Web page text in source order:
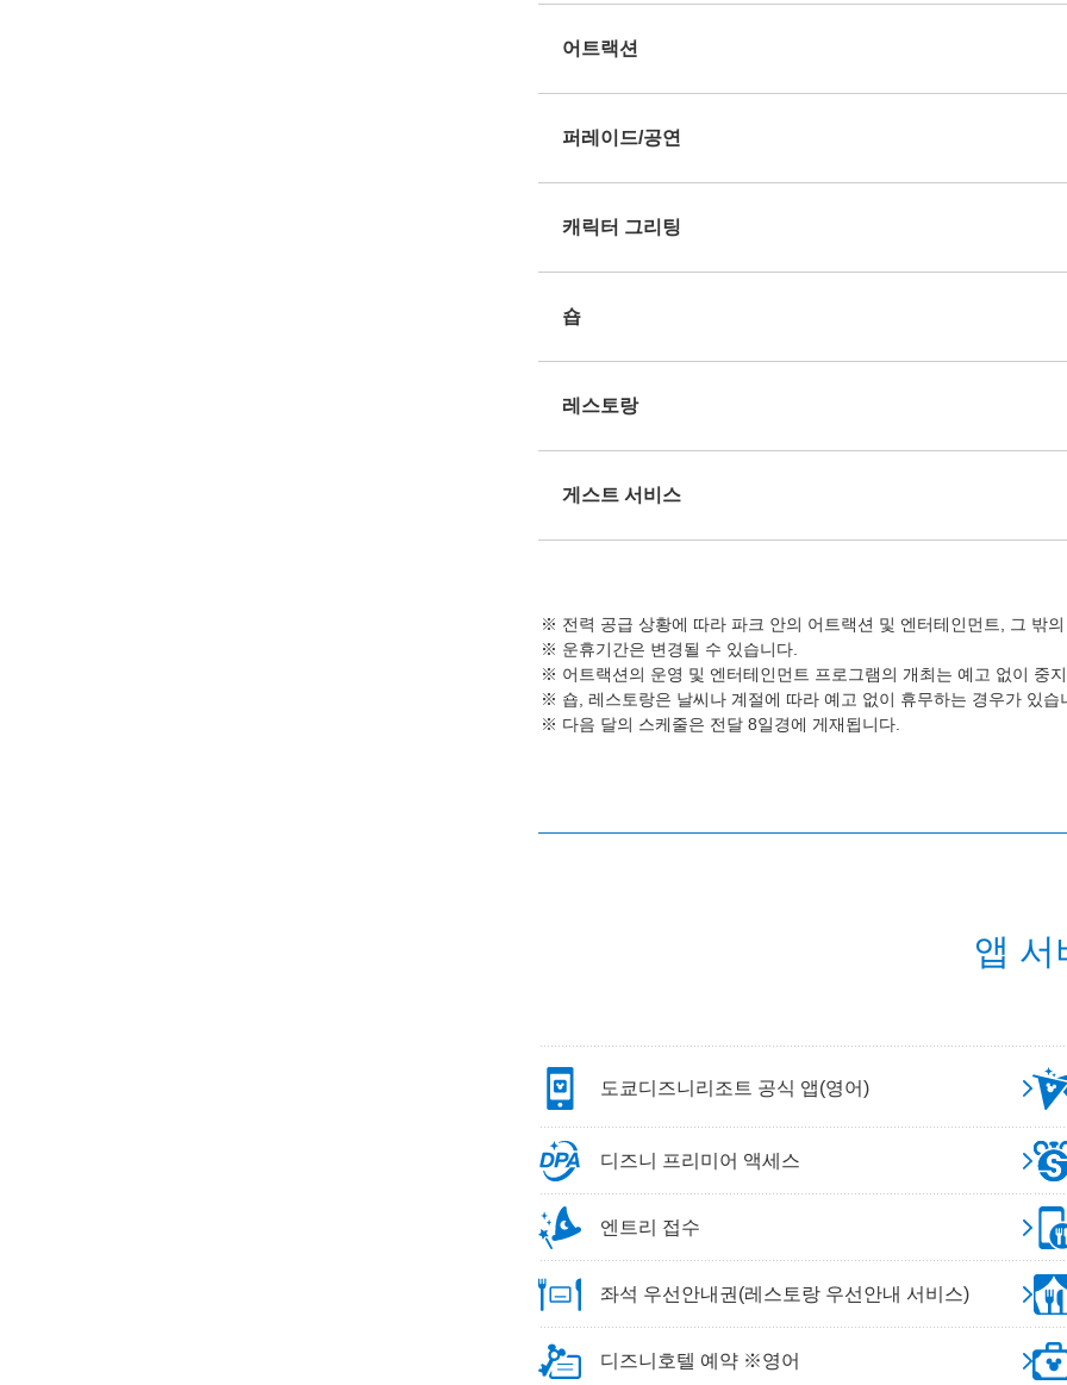
어트랙션
퍼레이드/공연
캐릭터 그리팅
숍
레스토랑
게스트 서비스
전력 공급 상황에 따라 파크 안의 어트랙션 및 엔터테인먼트, 그 밖
운휴기간은 변경될 수 있습니다.
어트랙션의 운영 및 엔터테인먼트 프로그램의 개최는 예고 없이 중
숍, 레스토랑은 날씨나 계절에 따라 예고 없이 휴무하는 경우가 있습
다음 달의 스케줄은 전달 8일경에 게재됩니다.
앱 서
도쿄디즈니리조트 공식 앱(영어)
디즈니 프리미어 액세스
엔트리 접수
좌석 우선안내권(레스토랑 우선안내 서비스)
디즈니호텔 예약 ※영어